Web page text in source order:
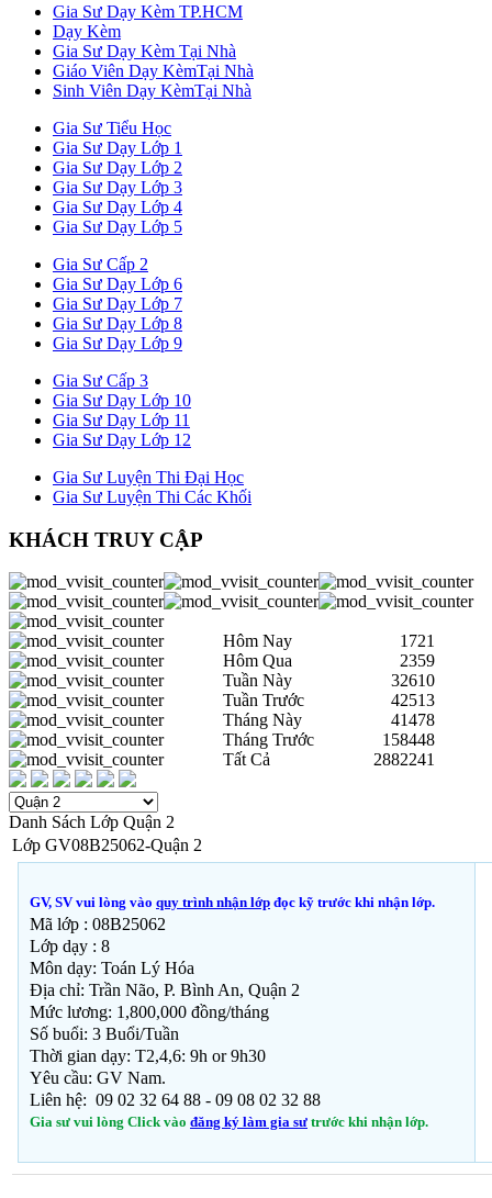
Gia Sư Dạy Kèm TP.HCM
Dạy Kèm
Gia Sư Dạy Kèm Tại Nhà
Giáo Viên Dạy KèmTại Nhà
Sinh Viên Dạy KèmTại Nhà
Gia Sư Tiểu Học
Gia Sư Dạy Lớp 1
Gia Sư Dạy Lớp 2
Gia Sư Dạy Lớp 3
Gia Sư Dạy Lớp 4
Gia Sư Dạy Lớp 5
Gia Sư Cấp 2
Gia Sư Dạy Lớp 6
Gia Sư Dạy Lớp 7
Gia Sư Dạy Lớp 8
Gia Sư Dạy Lớp 9
Gia Sư Cấp 3
Gia Sư Dạy Lớp 10
Gia Sư Dạy Lớp 11
Gia Sư Dạy Lớp 12
Gia Sư Luyện Thi Đại Học
Gia Sư Luyện Thi Các Khối
KHÁCH TRUY CẬP
Hôm Nay
1721
Hôm Qua
2359
Tuần Này
32610
Tuần Trước
42513
Tháng Này
41478
Tháng Trước
158448
Tất Cả
2882241
Danh Sách Lớp Quận 2
Lớp GV08B25062-Quận 2
GV, SV vui lòng vào quy trình nhận lớp đọc kỹ trước khi nhận lớp.
Mã lớp : 08B25062
Lớp dạy : 8
Môn dạy: Toán Lý Hóa
Địa chỉ: Trần Não, P. Bình An, Quận 2
Mức lương: 1,800,000 đồng/tháng
Số buổi: 3 Buổi/Tuần
Thời gian dạy: T2,4,6: 9h or 9h30
Yêu cầu: GV Nam.
Liên hệ: 09 02 32 64 88 - 09 08 02 32 88
Gia sư vui lòng Click vào đăng ký làm gia sư trước khi nhận lớp.